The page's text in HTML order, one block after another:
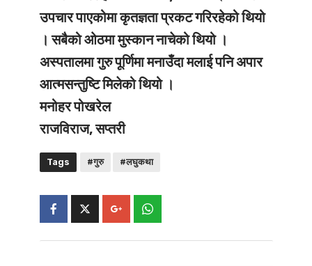
उपचार पाएकोमा कृतज्ञता प्रकट गरिरहेको थियो
। सबैको ओठमा मुस्कान नाचेको थियो ।
अस्पतालमा गुरु पूर्णिमा मनाउँदा मलाई पनि अपार
आत्मसन्तुष्टि मिलेको थियो ।
मनोहर पोखरेल
राजविराज, सप्तरी
Tags #गुरु #लघुकथा